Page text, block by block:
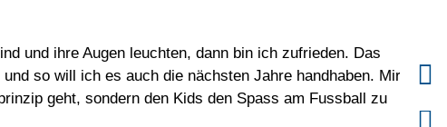
und ihre Augen leuchten, dann bin ich zufrieden. Das
so will ich es auch die nächsten Jahre handhaben. Mir ist es
geht, sondern den Kids den Spass am Fussball zu